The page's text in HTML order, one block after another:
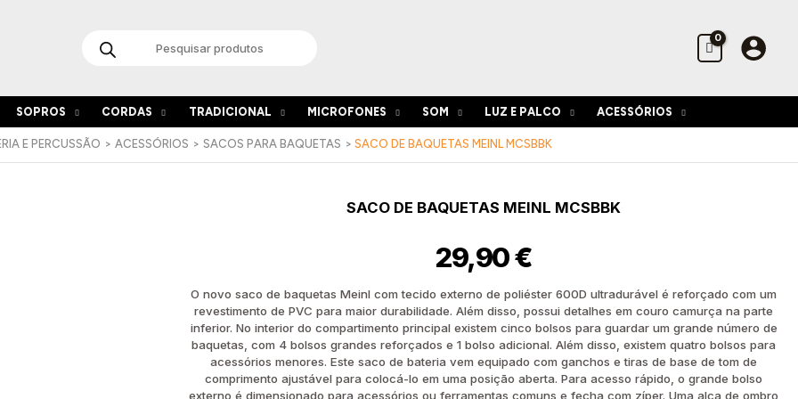
search
SOPROS CORDAS TRADICIONAL MICROFONES SOM LUZ E PALCO ACESSÓRIOS
E PERCUSSÃO ACESSÓRIOS SACOS PARA BAQUETAS SACO DE BAQUETAS MEINL MCSBBK
SACO DE BAQUETAS MEINL MCSBBK
29,90€
O novo saco de baquetas Meinl com tecido externo de poliéster 600D ultradurável é reforçado com um
revestimento de PVC para maior durabilidade. Além disso, possui detalhes em couro camurça na parte
inferior. No interior do compartimento principal existem cinco bolsos para guardar um grande número de
baquetas, com 4 bolsos grandes reforçados e 1 bolso adicional. Além disso, existem quatro bolsos para
acessórios menores. Este saco de bateria vem equipado com ganchos e tiras de base de tom de
comprimento ajustável para colocá-lo em uma posição aberta. Para acesso rápido, o grande bolso
externo é dimensionado para acessórios ou ferramentas comuns e fecha com zíper. Uma alça de ombro